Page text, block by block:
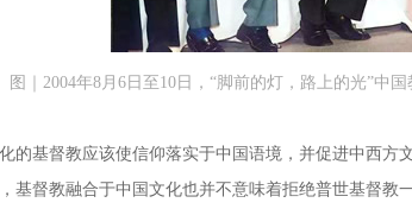
图｜2004年8月6日至10日，“脚前的灯，路上的光”中
的基督教应该使信仰落实于中国语境，并促进中西方
基督教融合于中国文化也并不意味着拒绝普世基督